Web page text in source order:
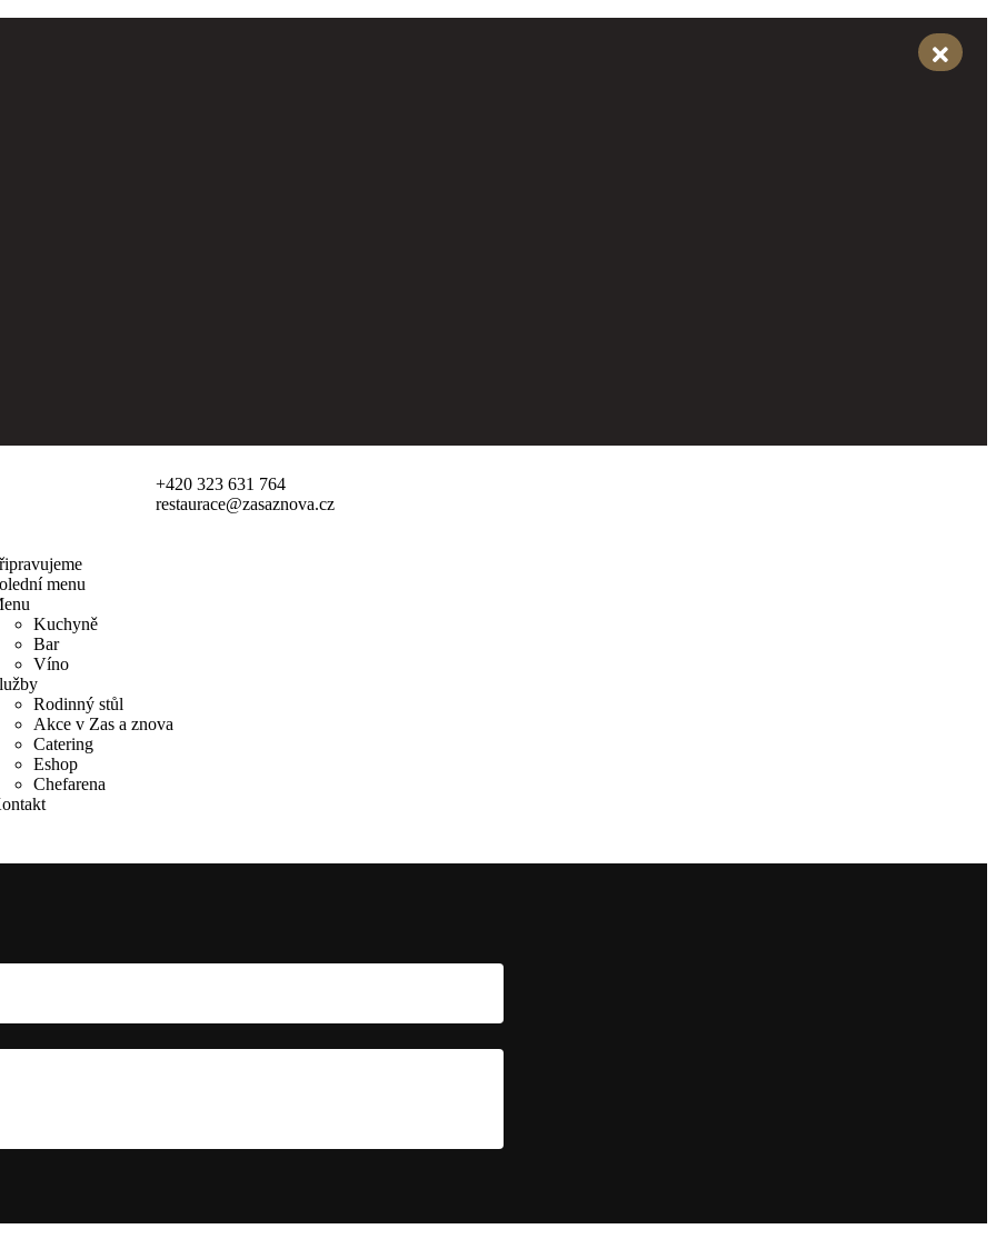
+420 323 631 764
restaurace@zasaznova.cz
menu
Kuchyně
Bar
Víno
Rodinný stůl
Akce v Zas a znova
Catering
Eshop
Chefarena